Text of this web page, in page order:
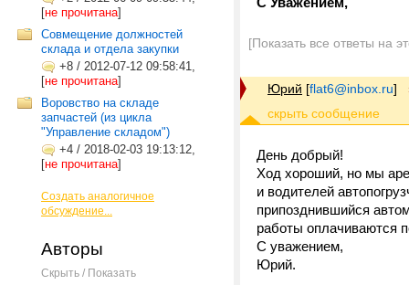
[не прочитана]
Совмещение должностей
склада и отдела закупки
+8 / 2012-07-12 09:58:41,
[не прочитана]
Воровство на складе
запчастей (из цикла
"Управление складом")
+4 / 2018-02-03 19:13:12,
[не прочитана]
Создать аналогичное
обсуждение...
Авторы
Скрыть / Показать
[Показать все ответы на
Юрий [flat6@inbox.ru]
День добрый!
Ход хороший, но мы
и водителей
припозднившийся
работы оплачиваются
С уважением,
Юрий.